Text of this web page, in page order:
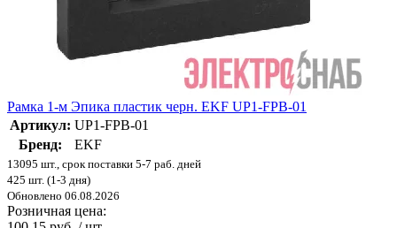
Рамка 1-м Эпика пластик черн. EKF UP1-FPB-01
Артикул: UP1-FPB-01
Бренд:
EKF
13095 шт., срок поставки 5-7 раб. дней
425 шт. (1-3 дня)
Обновлено 06.08.2026
Розничная цена: